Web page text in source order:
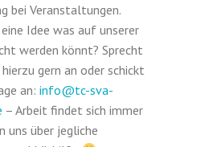
bei Veranstaltungen.
Idee was auf unserer
werden könnt? Sprecht
gern an oder schickt
an: info@tc-sva-
– Arbeit findet sich immer
uns über jegliche